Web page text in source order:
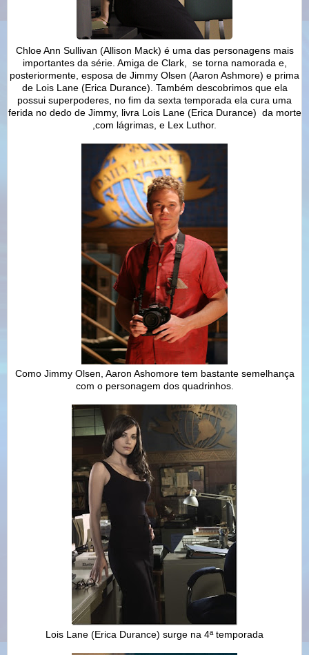
Chloe Ann Sullivan (Allison Mack) é uma das personagens mais
importantes da série. Amiga de Clark, se torna namorada e,
posteriormente, esposa de Jimmy Olsen (Aaron Ashmore) e prima
de Lois Lane (Erica Durance). Também descobrimos que ela
possui superpoderes, no fim da sexta temporada ela cura uma
ferida no dedo de Jimmy, livra Lois Lane (Erica Durance) da morte
,com lágrimas, e Lex Luthor.
Como Jimmy Olsen, Aaron Ashomore tem bastante semelhança
com o personagem dos quadrinhos.
Lois Lane (Erica Durance) surge na 4ª temporada